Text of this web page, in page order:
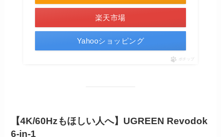
楽天市場
Yahooショッピング
ポチップ
【4K/60Hzもほしい人へ】UGREEN Revodok
6-in-1